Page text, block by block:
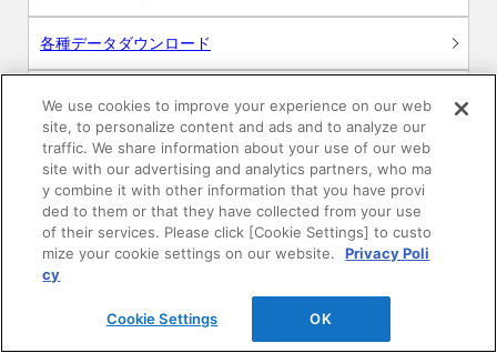
各種データダウンロード
WEB見積・各種シミュレーション
交換用部品の購入
修理・点検
お問い合わせ
We use cookies to improve your experience on our web
site, to personalize content and ads and to analyze our
traffic. We share information about your use of our web
site with our advertising and analytics partners, who ma
y combine it with other information that you have provi
ded to them or that they have collected from your use
of their services. Please click [Cookie Settings] to custo
mize your cookie settings on our website.
Privacy Poli
cy
Cookie Settings OK